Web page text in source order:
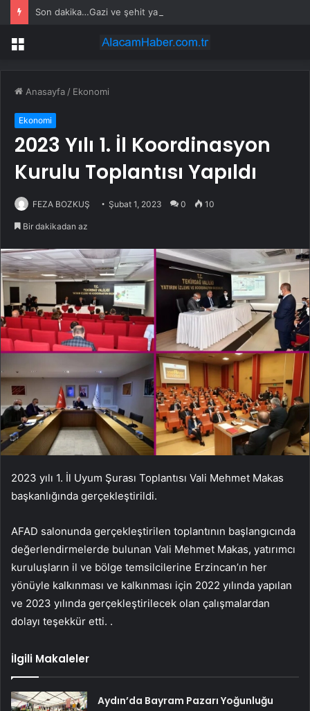
Menü
Anasayfa / Ekonomi
Ekonomi
2023 Yılı 1. İl Koordinasyon
Kurulu Toplantısı Yapıldı
FEZA BOZKUŞ Şubat 1, 2023 0 10
Bir dakikadan az
2023 yılı 1. İl Uyum Şurası Toplantısı Vali Mehmet Makas
başkanlığında gerçekleştirildi.
AFAD salonunda gerçekleştirilen toplantının başlangıcında
değerlendirmelerde bulunan Vali Mehmet Makas, yatırımcı
kuruluşların il ve bölge temsilcilerine Erzincan’ın her
yönüyle kalkınması ve kalkınması için 2022 yılında yapılan
ve 2023 yılında gerçekleştirilecek olan çalışmalardan
dolayı teşekkür etti. .
İlgili Makaleler
Aydın’da Bayram Pazarı Yoğunluğu